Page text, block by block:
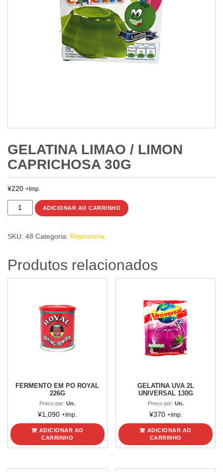
GELATINA LIMAO / LIMON
CAPRICHOSA 30G
¥220 +Imp.
GELATINA
LIMAO
30g
quantidade
ADICIONAR AO CARRINHO
SKU: 48 Categoria: Reposteria
Produtos relacionados
FERMENTO EM PO ROYAL
226G
Preco por:Un.
¥1,090 +Imp.
ADICIONAR AO
CARRINHO
GELATINA UVA 2L
UNIVERSAL 130G
Preco por: Un.
¥370 +Imp.
ADICIONAR AO
CARRINHO